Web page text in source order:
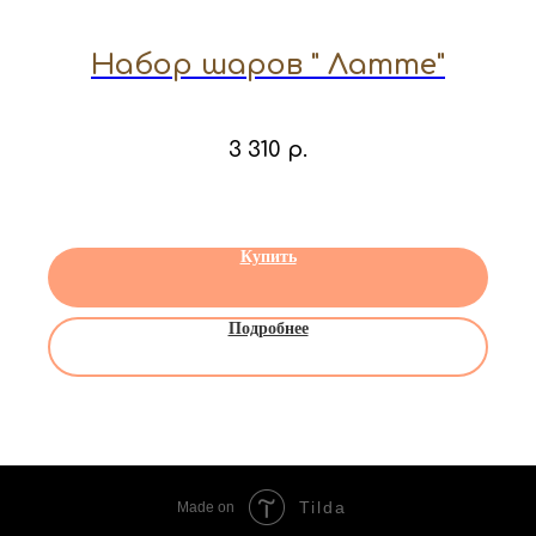
Набор шаров " Латте"
3 310 р.
Купить
Подробнее
Made on Tilda